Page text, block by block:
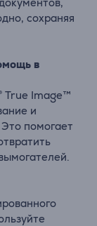
сохраняя
в
True Image™
и
помогает